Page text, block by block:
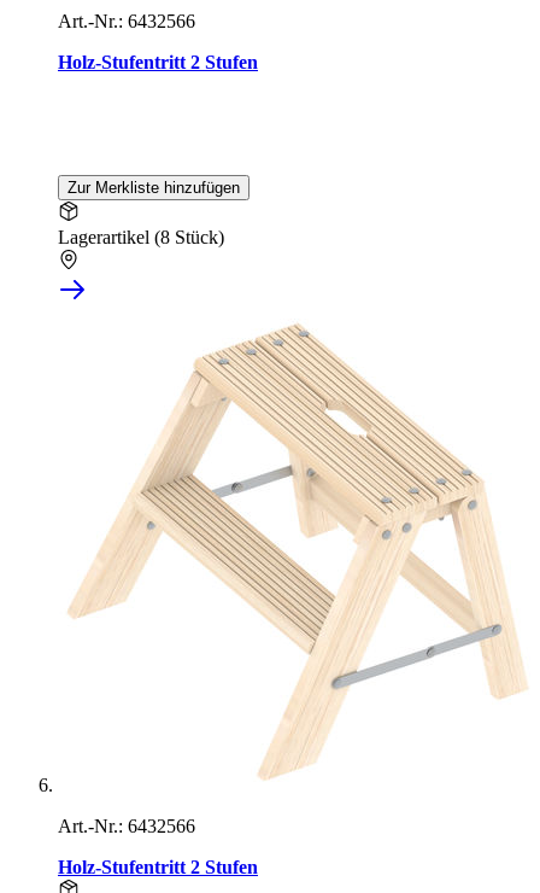
Art.-Nr.: 6432566
Holz-Stufentritt 2 Stufen
Zur Merkliste hinzufügen
Lagerartikel (8 Stück)
Art.-Nr.: 6432566
Holz-Stufentritt 2 Stufen